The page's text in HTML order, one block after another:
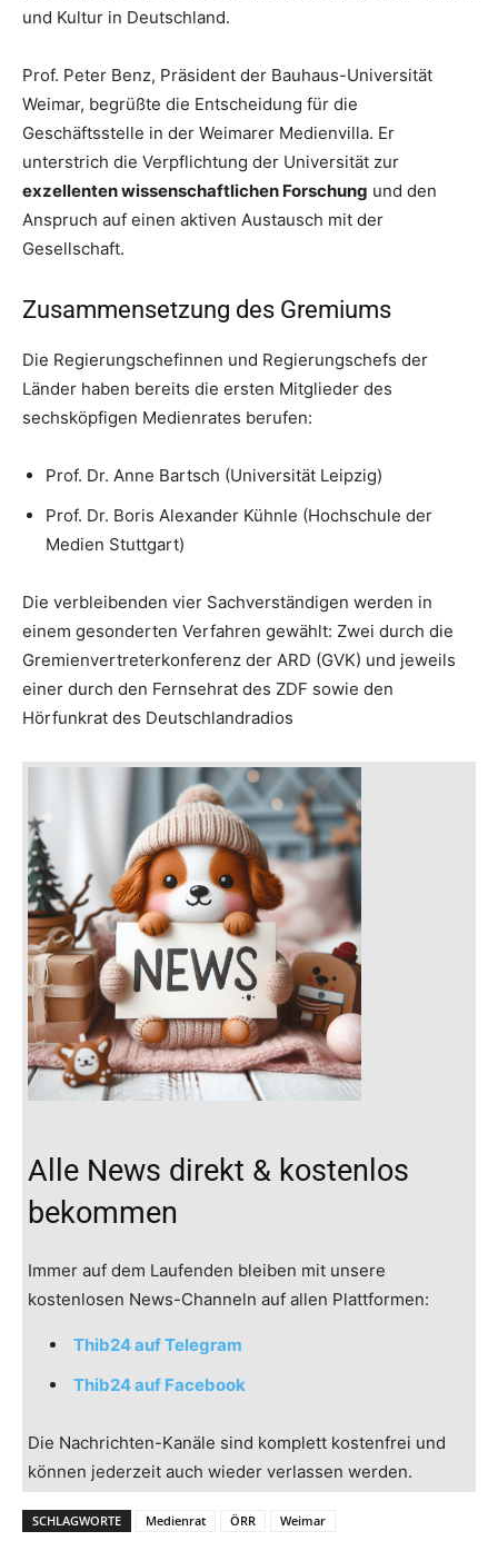
und Kultur in Deutschland.
Prof. Peter Benz, Präsident der Bauhaus-Universität
Weimar, begrüßte die Entscheidung für die
Geschäftsstelle in der Weimarer Medienvilla. Er
unterstrich die Verpflichtung der Universität zur
exzellenten wissenschaftlichen Forschung und den
Anspruch auf einen aktiven Austausch mit der
Gesellschaft.
Zusammensetzung des Gremiums
Die Regierungschefinnen und Regierungschefs der
Länder haben bereits die ersten Mitglieder des
sechsköpfigen Medienrates berufen:
Prof. Dr. Anne Bartsch (Universität Leipzig)
Prof. Dr. Boris Alexander Kühnle (Hochschule der
Medien Stuttgart)
Die verbleibenden vier Sachverständigen werden in
einem gesonderten Verfahren gewählt: Zwei durch die
Gremienvertreterkonferenz der ARD (GVK) und jeweils
einer durch den Fernsehrat des ZDF sowie den
Hörfunkrat des Deutschlandradios
Alle News direkt & kostenlos
bekommen
Immer auf dem Laufenden bleiben mit unsere
kostenlosen News-Channeln auf allen Plattformen:
Thib24 auf Telegram
Thib24 auf Facebook
Die Nachrichten-Kanäle sind komplett kostenfrei und
können jederzeit auch wieder verlassen werden.
SCHLAGWORTE Medienrat ÖRR Weimar